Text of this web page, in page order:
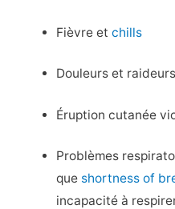
Fièvre etchills
Douleurs et
Éruption cutanée
Problèmes
que shortness of
incapacité à